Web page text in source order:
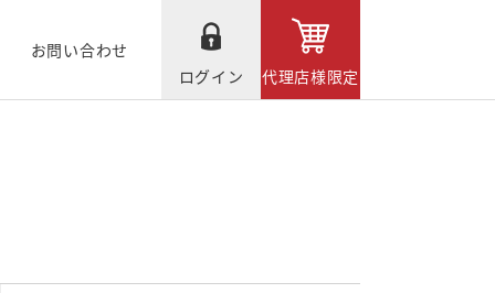
お問い合わせ
ログイン
代理店様限定